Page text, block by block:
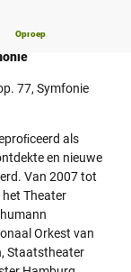
Oproep
Orkest
77, Symfonie
als
en nieuwe
Van 2007 tot
Theater
Orkest van
Staatstheater